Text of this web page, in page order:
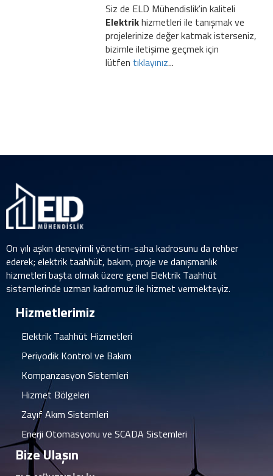
Siz de ELD Mühendislik'in kaliteli
Elektrikhizmetleri ile tanışmak ve
projelerinize değer katmak isterseniz,
bizimle iletişime geçmek için
lütfen tıklayınız...
On yılı aşkın deneyimli yönetim-saha kadrosunu da rehber
ederek; elektrik taahhüt, bakım, proje ve danışmanlık
hizmetleri başta olmak üzere genel Elektrik Taahhüt
sistemlerinde uzman kadromuz ile hizmet vermekteyiz.
Hizmetlerimiz
Elektrik Taahhüt Hizmetleri
Periyodik Kontrol ve Bakım
Kompanzasyon Sistemleri
Hizmet Bölgeleri
Zayıf Akım Sistemleri
Enerji Otomasyonu ve SCADA Sistemleri
Bize Ulaşın